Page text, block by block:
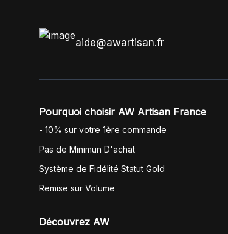
aide@awartisan.fr
Pourquoi choisir AW Artisan France
- 10% sur votre 1ère commande
Pas de Minimun D'achat
Système de Fidélité Statut Gold
Remise sur Volume
Découvrez AW